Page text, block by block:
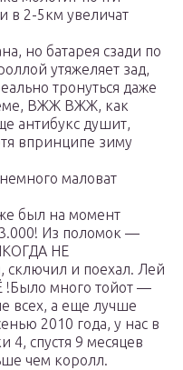
в 2-5км увеличат
но батарея сзади по
утяжеляет зад,
тронуться даже
ВЖЖ ВЖЖ, как
антибукс душит,
впринципе зиму
маловат
был на момент
Из поломок —
НЕ
и поехал. Лей
!Было много тойот —
всех, а еще лучше
2010 года, у нас в
4, спустя 9 месяцев
чем королл.